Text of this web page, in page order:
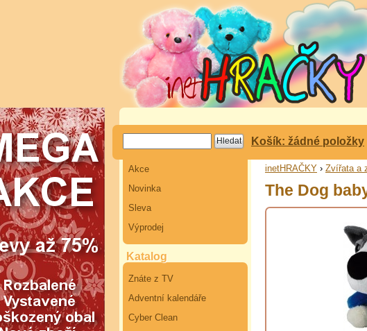
Košík: žádné položky
Akce
Novinka
Sleva
Výprodej
Katalog
Znáte z TV
Adventní kalendáře
Cyber Clean
inetHRAČKY › Zvířata a
The Dog